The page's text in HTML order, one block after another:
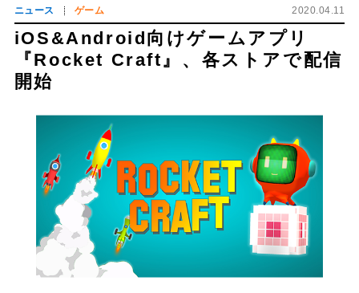
ニュース ゲーム 2020.04.11
iOS&Android向けゲームアプリ
『Rocket Craft』、各ストアで配信
開始